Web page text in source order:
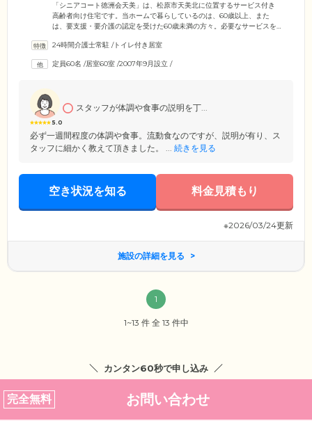
「シニアコート徳洲会天美」は、松原市天美北に位置するサービス付き
高齢者向け住宅です。当ホームで暮らしているのは、60歳以上、また
は、要支援・要介護の認定を受けた60歳未満の方々。必要なサービスを
住まいになる居室は、プライバシーに配慮した全室完全個室。各居室に
分で料理を楽しまれたい方からお喜びいただいています。また、当ホー
24時間介護士常駐 /トイレ付き居室
定員60名 /居室60室 /2007年9月設立 /
5.0
スタッフが体調や食事の説明を丁...
必ず一週間程度の体調や食事。流動食なのですが、説明が有り、ス
タッフに細かく教えて頂きました。 ... 続きを見る
空き状況を知る 料金見積もり
※2026/03/24更新
施設の詳細を見る
1
1~13 件 全 13 件中
カンタン60秒で申し込み
完全無料 お問い合わせ